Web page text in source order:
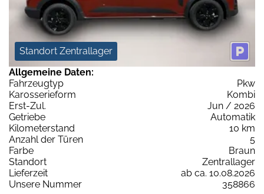
Standort Zentrallager
Allgemeine Daten:
Fahrzeugtyp
Pkw
Karosserieform
Kombi
Erst-Zul.
Jun / 2026
Getriebe
Automatik
Kilometerstand
10 km
Anzahl der Türen
5
Farbe
Braun
Standort
Zentrallager
Lieferzeit
ab ca. 10.08.2026
Unsere Nummer
358866